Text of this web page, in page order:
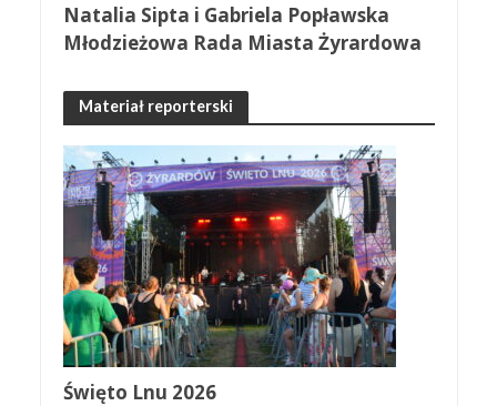
Natalia Sipta i Gabriela Popławska
Młodzieżowa Rada Miasta Żyrardowa
Materiał reporterski
Święto Lnu 2026